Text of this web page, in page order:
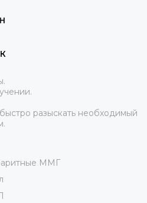
разыскать необходимый
ММГ